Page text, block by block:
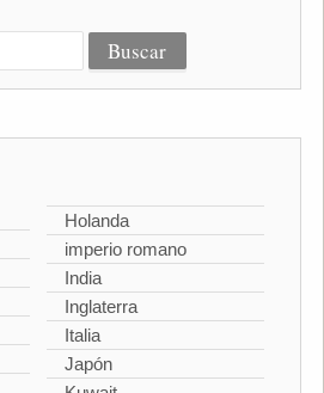
Holanda
imperio romano
India
Inglaterra
Italia
Japón